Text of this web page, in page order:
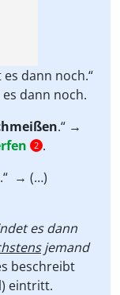
dann noch.“
dann noch.
.“ →
2 .
.“ → (…)
es dann
jemand
beschreibt
eintritt.